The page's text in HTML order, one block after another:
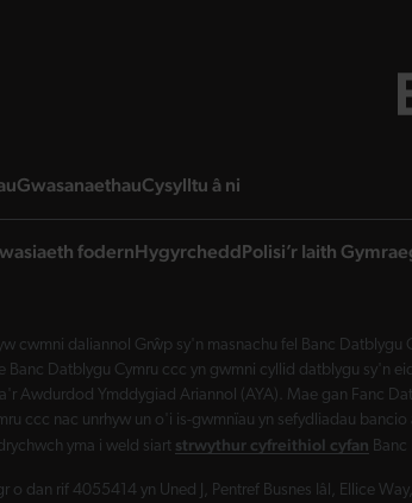
landing page
Gwasanaethaulanding page
Cysylltu â nilanding page
fodernHygyrcheddPolisi’r Iaith
cwmni daliannol Grŵp sy'n masnachu fel Banc
Banc Datblygu Cymru ccc yn gwmni cyllid datblygu sy'n
Awdurdod Ymddygiad Ariannol (AYA). Mae gan Fanc
ccc nac unrhyw un o'i is-gwmnïau yn sefydliadau
yma i weld siart strwythur cyfreithiol cyfan Banc
dan rif 4055414 yn Uned J, Pentref Busnes Iâl, Ellice